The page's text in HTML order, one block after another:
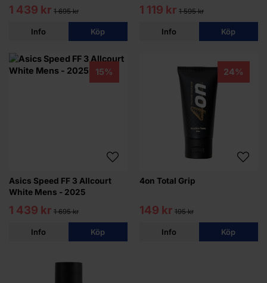
1 439 kr 1 695 kr
Info Köp
1 119 kr 1 595 kr
Info Köp
15%
Asics Speed FF 3 Allcourt
White Mens - 2025
1 439 kr 1 695 kr
Info Köp
24%
4on Total Grip
149 kr 195 kr
Info Köp